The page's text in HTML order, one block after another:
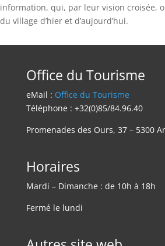
information, qui, par leur vision croisée,
du village d’hier et d’aujourd’hui.
Office du Tourisme
eMail : Office du Tourisme
Téléphone : +32(0)85/84.96.40
Promenades des Ours, 37 – 5300
Horaires
Mardi – Dimanche : de 10h à 18h
Fermé le lundi